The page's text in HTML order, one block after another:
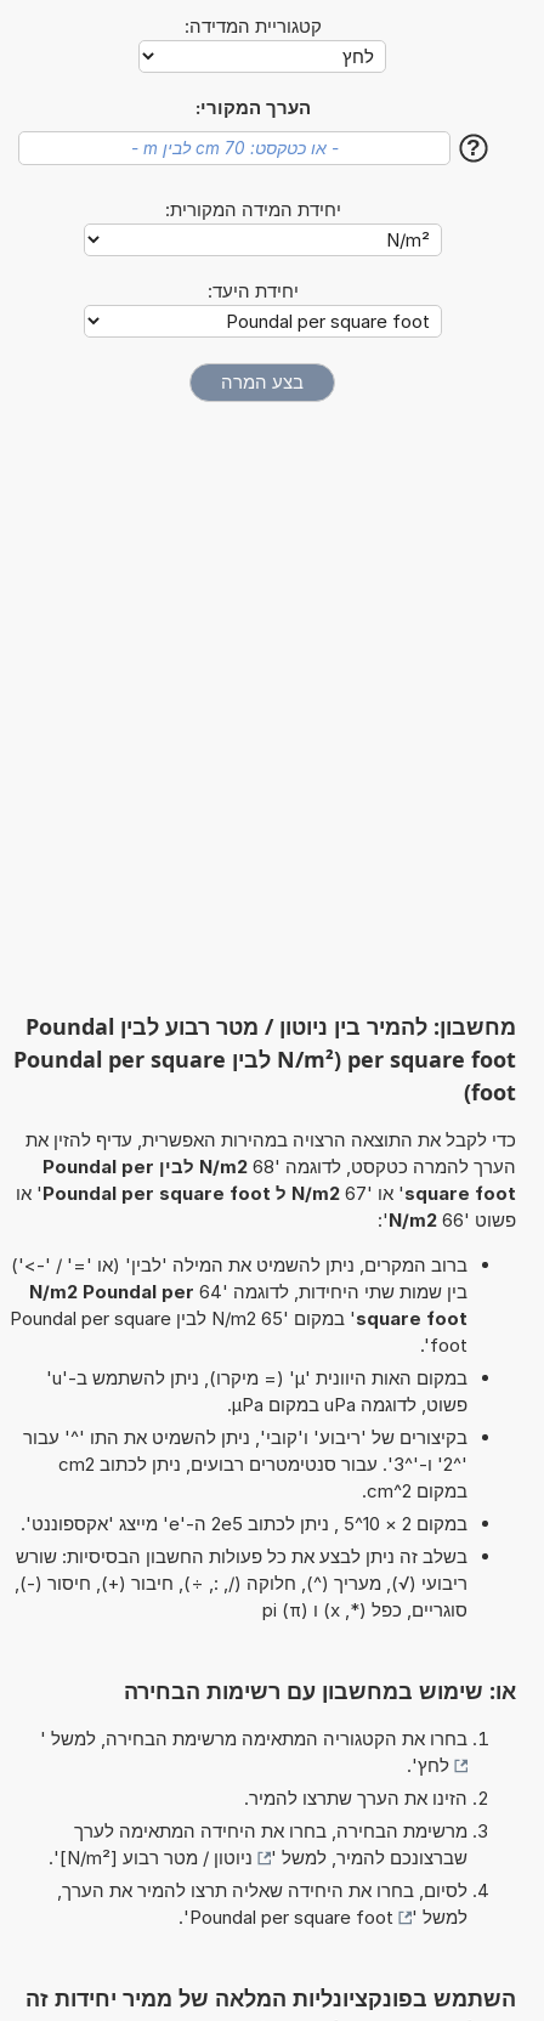
קטגוריית המדידה:
הערך המקורי:
?
יחידת המידה המקורית:
יחידת היעד:
מחשבון: להמיר בין ניוטון / מטר רבוע לבין Poundal
per square foot (N/m² לבין Poundal per square
foot)
כדי לקבל את התוצאה הרצויה במהירות האפשרית, עדיף להזין את
הערך להמרה כטקסט, לדוגמה '68
N/m2 לבין Poundal per
square foot' או '67 N/m2 ל Poundal per square foot
' או
פשוט '66
N/m2
':
ברוב המקרים, ניתן להשמיט את המילה 'לבין' (או '=' / '->')
בין שמות שתי היחידות, לדוגמה '64
N/m2 Poundal per
square foot
' במקום '65 N/m2 לבין Poundal per square
foot'.
במקום האות היוונית 'µ' (= מיקרו), ניתן להשתמש ב-'u'
פשוט, לדוגמה uPa במקום µPa.
בקיצורים של 'ריבוע' ו'קובי', ניתן להשמיט את התו '^' עבור
'^2' ו-'^3'. עבור סנטימטרים רבועים, ניתן לכתוב cm2
במקום cm^2.
במקום 2 × 10^5 , ניתן לכתוב 2e5 ה-'e' מייצג 'אקספוננט'.
בשלב זה ניתן לבצע את כל פעולות החשבון הבסיסיות: שורש
ריבועי (√), מעריך (^), חלוקה (/, :, ÷), חיבור (+), חיסור (-),
סוגריים, כפל (*, x) ו pi (π)
או: שימוש במחשבון עם רשימות הבחירה
בחרו את הקטגוריה המתאימה מרשימת הבחירה, למשל '
לחץ'.
הזינו את הערך שתרצו להמיר.
מרשימת הבחירה, בחרו את היחידה המתאימה לערך
שברצונכם להמיר, למשל '
ניוטון / מטר רבוע [N/m²]
'.
לסיום, בחרו את היחידה שאליה תרצו להמיר את הערך,
למשל '
Poundal per square foot
'.
השתמש בפונקציונליות המלאה של ממיר יחידות זה